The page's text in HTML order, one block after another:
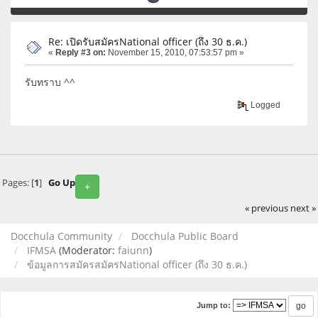
Re: เปิดรับสมัครNational officer (ถึง 30 ธ.ค.)
« Reply #3 on: November 15, 2010, 07:53:57 pm »
รับทราบ ^^
Logged
+
Pages: [1] Go Up
« previous next »
Docchula Community
Docchula Public Board
IFMSA (Moderator: faiunn)
ข้อมูลการสมัครสมัครNational officer (ถึง 30 ธ.ค.)
Jump to: